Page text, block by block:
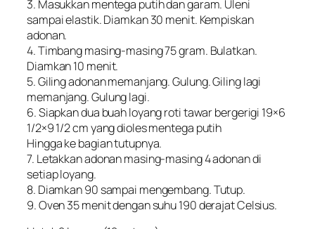
3. Masukkan mentega putih dan garam. Uleni
sampai elastik. Diamkan 30 menit. Kempiskan
adonan.
4. Timbang masing-masing 75 gram. Bulatkan.
Diamkan 10 menit.
5. Giling adonan memanjang. Gulung. Giling lagi
memanjang. Gulung lagi.
6. Siapkan dua buah loyang roti tawar bergerigi 19×6
1/2×9 1/2 cm yang dioles mentega putih
Hingga ke bagian tutupnya.
7. Letakkan adonan masing-masing 4 adonan di
setiap loyang.
8. Diamkan 90 sampai mengembang. Tutup.
9. Oven 35 menit dengan suhu 190 derajat Celsius.